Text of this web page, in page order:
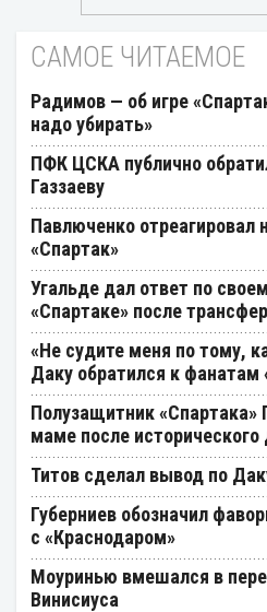
САМОЕ ЧИТАЕМОЕ
Радимов — об игре
надо убирать»
ПФК ЦСКА публично
Газзаеву
Павлюченко отреагировал
«Спартак»
Угальде дал ответ по
«Спартаке» после
«Не судите меня по тому,
Даку обратился к фанатам
Полузащитник «Спартака»
маме после
Титов сделал вывод по
Губерниев обозначил
с «Краснодаром»
Моуринью вмешался в
Винисиуса